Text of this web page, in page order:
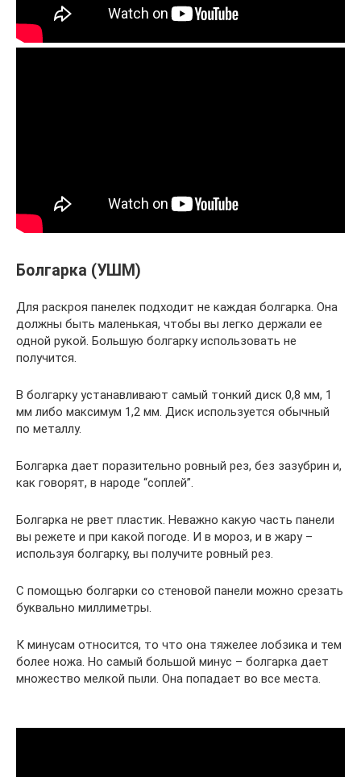
Болгарка (УШМ)
Для раскроя панелек подходит не каждая болгарка. Она
должны быть маленькая, чтобы вы легко держали ее
одной рукой. Большую болгарку использовать не
получится.
В болгарку устанавливают самый тонкий диск 0,8 мм, 1
мм либо максимум 1,2 мм. Диск используется обычный
по металлу.
Болгарка дает поразительно ровный рез, без зазубрин и,
как говорят, в народе “соплей”.
Болгарка не рвет пластик. Неважно какую часть панели
вы режете и при какой погоде. И в мороз, и в жару –
используя болгарку, вы получите ровный рез.
С помощью болгарки со стеновой панели можно срезать
буквально миллиметры.
К минусам относится, то что она тяжелее лобзика и тем
более ножа. Но самый большой минус – болгарка дает
множество мелкой пыли. Она попадает во все места.